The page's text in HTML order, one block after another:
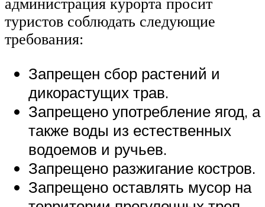
администрация курорта просит
туристов соблюдать следующие
требования:
Запрещен сбор растений и
дикорастущих трав.
Запрещено употребление ягод, а
также воды из естественных
водоемов и ручьев.
Запрещено разжигание костров.
Запрещено оставлять мусор на